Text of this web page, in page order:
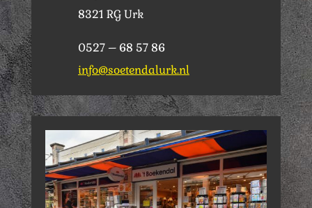
8321 RG Urk
0527 – 68 57 86
info@soetendalurk.nl